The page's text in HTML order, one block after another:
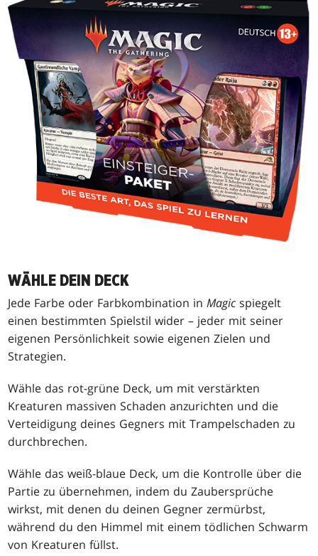
WÄHLE DEIN DECK
Jede Farbe oder Farbkombination inMagic spiegelt
einen bestimmten Spielstil wider – jeder mit seiner
eigenen Persönlichkeit sowie eigenen Zielen und
Strategien.
Wähle das rot-grüne Deck, um mit verstärkten
Kreaturen massiven Schaden anzurichten und die
Verteidigung deines Gegners mit Trampelschaden zu
durchbrechen.
Wähle das weiß-blaue Deck, um die Kontrolle über die
Partie zu übernehmen, indem du Zaubersprüche
wirkst, mit denen du deinen Gegner zermürbst,
während du den Himmel mit einem tödlichen Schwarm
von Kreaturen füllst.